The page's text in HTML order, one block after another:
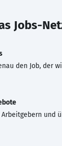
Jobs-
den Job, der
und